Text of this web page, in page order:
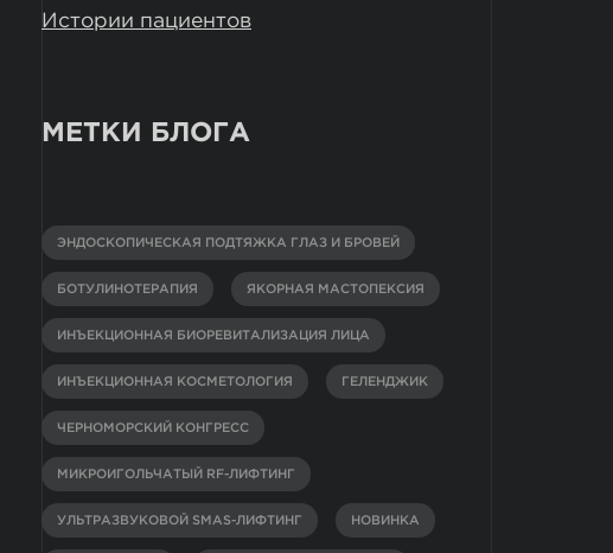
Истории пациентов
МЕТКИ БЛОГА
ЭНДОСКОПИЧЕСКАЯ ПОДТЯЖКА ГЛАЗ И БРОВЕЙ
БОТУЛИНОТЕРАПИЯ ЯКОРНАЯ МАСТОПЕКСИЯ
ИНЪЕКЦИОННАЯ БИОРЕВИТАЛИЗАЦИЯ ЛИЦА
ИНЪЕКЦИОННАЯ КОСМЕТОЛОГИЯ ГЕЛЕНДЖИК
ЧЕРНОМОРСКИЙ КОНГРЕСС
МИКРОИГОЛЬЧАТЫЙ RF-ЛИФТИНГ
УЛЬТРАЗВУКОВОЙ SMAS-ЛИФТИНГ НОВИНКА